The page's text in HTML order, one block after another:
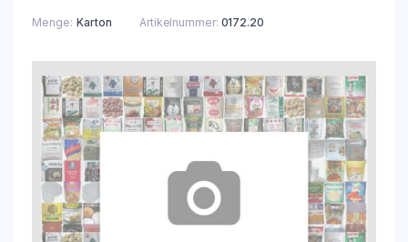
Menge Karton Artikelnummer: 0172.20